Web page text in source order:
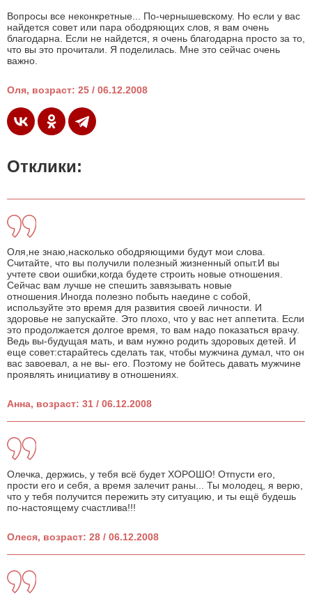
Вопросы все неконкретные... По-чернышевскому. Но если у вас
найдется совет или пара ободряющих слов, я вам очень
благодарна. Если не найдется, я очень благодарна просто за то,
что вы это прочитали. Я поделилась. Мне это сейчас очень
важно.
Оля, возраст: 25 / 06.12.2008
Отклики:
Оля,не знаю,насколько ободряющими будут мои слова.
Считайте, что вы получили полезный жизненный опыт.И вы
учтете свои ошибки,когда будете строить новые отношения.
Сейчас вам лучше не спешить завязывать новые
отношения.Иногда полезно побыть наедине с собой,
используйте это время для развития своей личности. И
здоровье не запускайте. Это плохо, что у вас нет аппетита. Если
это продолжается долгое время, то вам надо показаться врачу.
Ведь вы-будущая мать, и вам нужно родить здоровых детей. И
еще совет:старайтесь сделать так, чтобы мужчина думал, что он
вас завоевал, а не вы- его. Поэтому не бойтесь давать мужчине
проявлять инициативу в отношениях.
Анна, возраст: 31 / 06.12.2008
Олечка, держись, у тебя всё будет ХОРОШО! Отпусти его,
прости его и себя, а время залечит раны... Ты молодец, я верю,
что у тебя получится пережить эту ситуацию, и ты ещё будешь
по-настоящему счастлива!!!
Олеся, возраст: 28 / 06.12.2008